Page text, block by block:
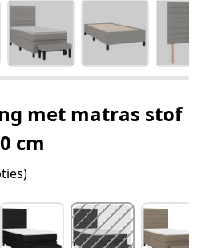
met matras stof
cm